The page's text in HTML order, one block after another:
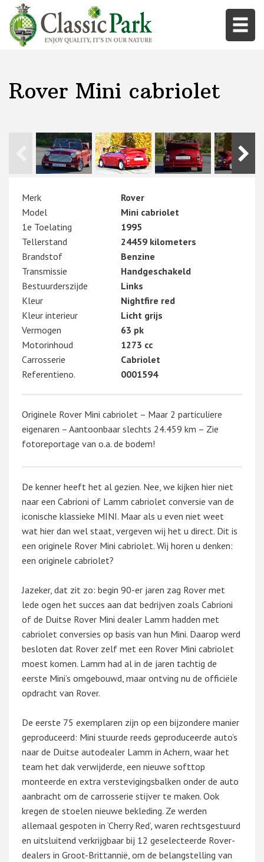
Rover Mini cabriolet
Merk
Rover
Model
Mini cabriolet
1e Toelating
1995
Tellerstand
24459 kilometers
Brandstof
Benzine
Transmissie
Handgeschakeld
Bestuurderszijde
Links
Kleur
Nightfire red
Kleur interieur
Licht grijs
Vermogen
63 pk
Motorinhoud
1273 cc
Carrosserie
Cabriolet
Referentieno.
0001594
Originele Rover Mini cabriolet – Maar 2 particuliere
eigenaren – Aantoonbaar slechts 24.459 km – Zie
fotoreportage van o.a. de bodem!
De kenner heeft het al gezien. Nee, we kijken hier niet
naar een Cabrioni of Lamm cabriolet conversie van de
iconische klassieke MINI. Maar als u even niet weet
wat hier dan wel staat, vergeven wij het u direct. Dit is
een originele Rover Mini cabriolet. Wij horen u denken:
een originele cabriolet?
Jazeker, dat zit zo: begin 90-er jaren zag Rover met
lede ogen het succes aan dat bedrijven zoals Cabrioni
of de Duitse Rover Mini dealer Lamm hadden met
cabriolet conversies op basis van hun Mini. Daarop werd
besloten dat Rover zelf met een Rover Mini cabriolet
moest komen. Lamm had al in de jaren tachtig de
eerste Mini’s omgebouwd, maar ontving nu de officiële
opdracht van Rover.
De eerste 75 exemplaren zijn op een bijzondere manier
geproduceerd: Mini stuurde reeds geproduceerde auto’s
naar de Duitse autodealer Lamm in Achern, waar het
team het dak verwijderde, een nieuwe softtop
monteerde en extra verstevigingsbalken onder de auto
aanbracht om de carrosserie stijver te maken. Ook
kregen de stoelen nieuwe bekleding. Ze werden
allemaal gespoten in ‘Cherry Red’, waren rechtsgestuurd
en uitsluitend verkrijgbaar bij 12 geselecteerde Rover-
dealers in Groot-Brittannië, om de belangstelling van